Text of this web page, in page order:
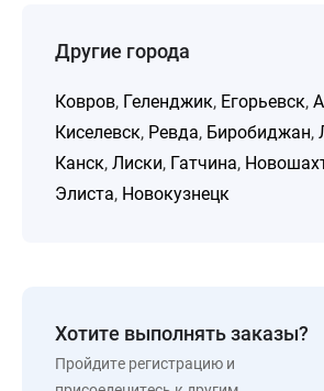
Другие города
Ковров, Геленджик, Егорьевск,
Киселевск, Ревда, Биробиджан,
Канск, Лиски, Гатчина,
Элиста, Новокузнецк
Хотите выполнять заказы?
Пройдите регистрацию и